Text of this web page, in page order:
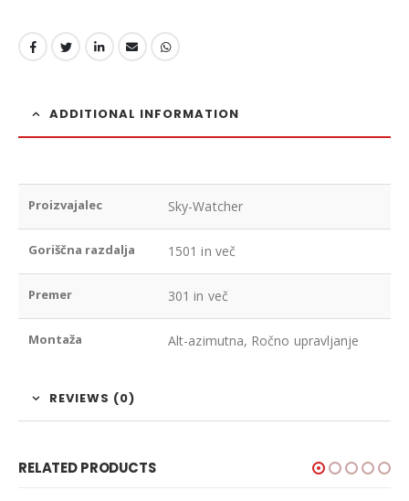
ADDITIONAL INFORMATION
Proizvajalec Sky-Watcher
Goriščna razdalja 1501 in več
Premer 301 in več
Montaža Alt-azimutna, Ročno upravljanje
REVIEWS (0)
RELATED PRODUCTS